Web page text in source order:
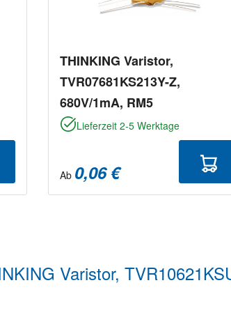
THINKING Varistor,
TVR07681KS213Y-Z,
680V/1mA, RM5
Lieferzeit 2-5 Werktage
Ab 0,06 €
Varistor,